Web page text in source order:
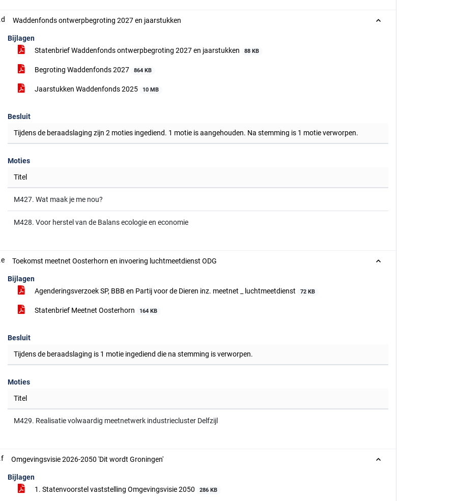
Waddenfonds ontwerpbegroting 2027 en jaarstukken
Bijlagen
Statenbrief Waddenfonds ontwerpbegroting 2027 en jaarstukken
88 KB
Begroting Waddenfonds 2027 864 KB
Jaarstukken Waddenfonds 2025 10 MB
Besluit
Tijdens de beraadslaging zijn 2 moties ingediend. 1 motie is aangehouden. Na stemming is 1 motie verworpen.
Moties
Titel
M427. Wat maak je me nou?
M428. Voor herstel van de Balans ecologie en economie
Toekomst meetnet Oosterhorn en invoering luchtmeetdienst ODG
Bijlagen
Agenderingsverzoek SP, BBB en Partij voor de Dieren inz. meetnet _ luchtmeetdienst
72 KB
Statenbrief Meetnet Oosterhorn 164 KB
Besluit
Tijdens de beraadslaging is 1 motie ingediend die na stemming is verworpen.
Moties
Titel
M429. Realisatie volwaardig meetnetwerk industriecluster Delfzijl
Omgevingsvisie 2026-2050 'Dit wordt Groningen'
Bijlagen
1. Statenvoorstel vaststelling Omgevingsvisie 2050
286 KB